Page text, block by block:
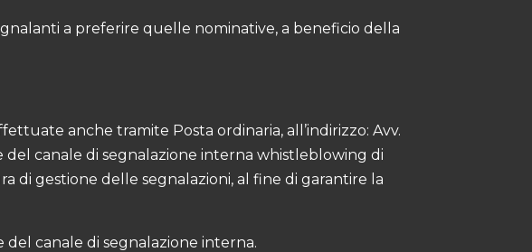
a preferire quelle nominative, a beneficio della
anche tramite Posta ordinaria, all’indirizzo: Avv.
del canale di segnalazione interna whistleblowing di
di gestione delle segnalazioni, al fine di garantire la
canale di segnalazione interna.